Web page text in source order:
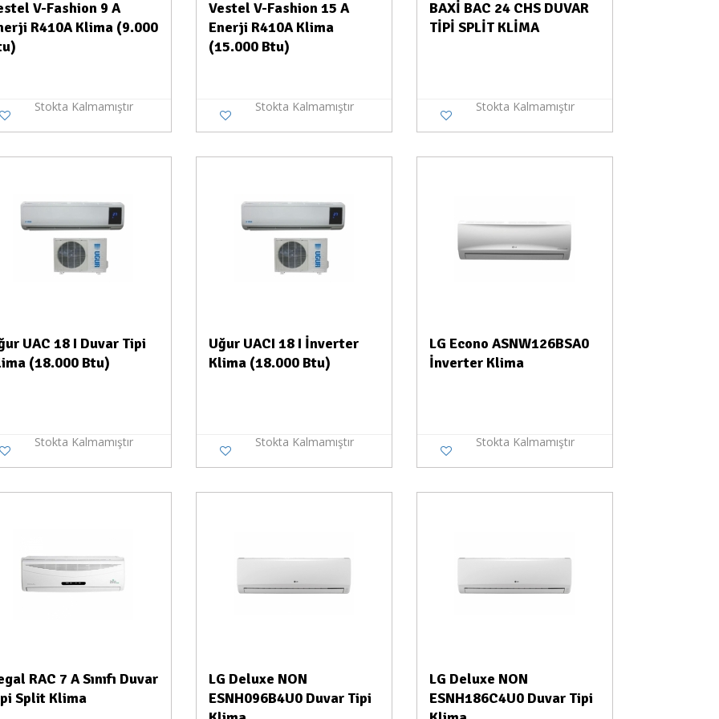
V-Fashion 9 A
R410A Klima (9.000
Stokta Kalmamıştır
Vestel V-Fashion 15 A
Enerji R410A Klima
(15.000 Btu)
Stokta Kalmamıştır
BAXİ BAC 24 CHS DUVAR
TİPİ SPLİT KLİMA
Stokta Kalmamıştır
UAC 18 I Duvar Tipi
(18.000 Btu)
Stokta Kalmamıştır
Uğur UACI 18 I İnverter
Klima (18.000 Btu)
Stokta Kalmamıştır
LG Econo ASNW126BSA0
İnverter Klima
Stokta Kalmamıştır
RAC 7 A Sınıfı Duvar
Split Klima
LG Deluxe NON
ESNH096B4U0 Duvar Tipi
LG Deluxe NON
ESNH186C4U0 Duvar Tipi